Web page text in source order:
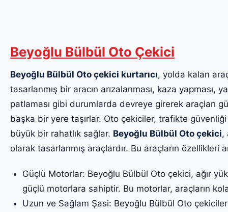
Beyoğlu Bülbül Oto Çekici
Beyoğlu Bülbül Oto çekici kurtarıcı, yolda kalan
tasarlanmış bir aracın arızalanması, kaza yapması,
patlaması gibi durumlarda devreye girerek araçları
başka bir yere taşırlar. Oto çekiciler, trafikte
büyük bir rahatlık sağlar. Beyoğlu Bülbül Oto çekici,
olarak tasarlanmış araçlardır. Bu araçların özellikleri
Güçlü Motorlar: Beyoğlu Bülbül Oto çekici, ağır
güçlü motorlara sahiptir. Bu motorlar, araçların
Uzun ve Sağlam Şasi: Beyoğlu Bülbül Oto